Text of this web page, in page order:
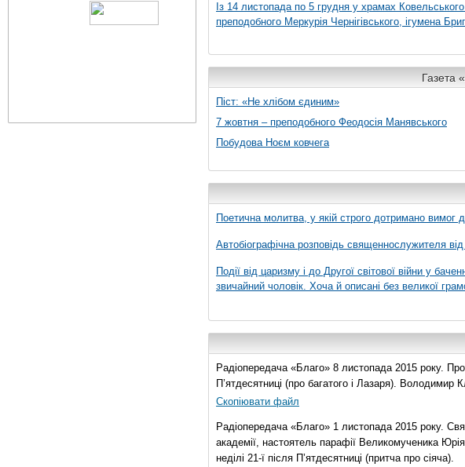
Із 14 листопада по 5 грудня у храмах
преподобного Меркурія Чернігівського, ігумена
Газета
Піст: «Не хлібом єдиним»
7 жовтня – преподобного Феодосія Манявського
Побудова Ноєм ковчега
Поетична молитва, у якій строго дотримано вимог
Автобіографічна розповідь священнослужителя
Події від царизму і до Другої світової війни у
звичайний чоловік. Хоча й описані без великої
Радіопередача «Благо» 8 листопада 2015 року.
П’ятдесятниці (про багатого і Лазаря).
Скопіювати файл
Радіопередача «Благо» 1 листопада 2015 року.
академії, настоятель парафії Великомученика
неділі 21-ї після П’ятдесятниці (притча про сіяча).